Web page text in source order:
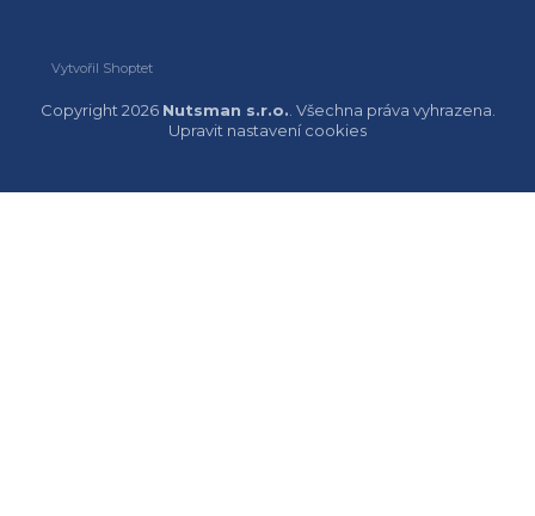
Vytvořil Shoptet
Copyright 2026 Nutsman s.r.o. . Všechna práva vyhrazena.
Upravit nastavení cookies